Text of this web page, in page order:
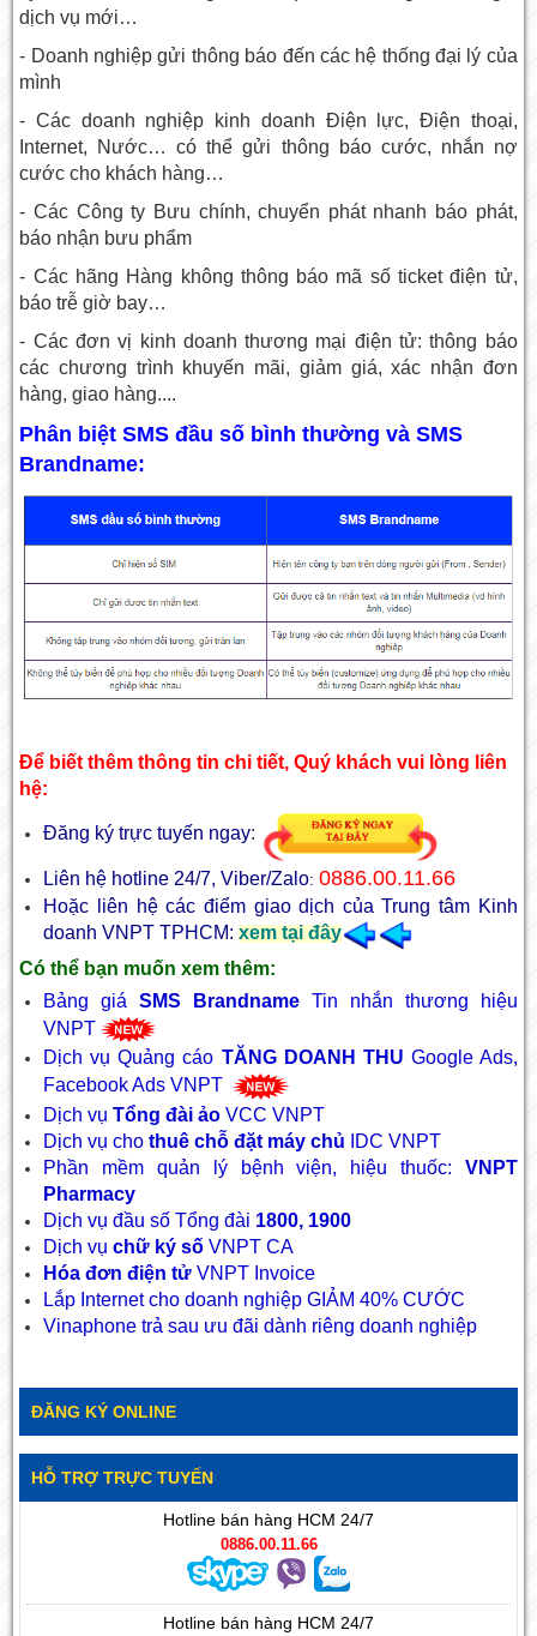
dịch vụ mới…
- Doanh nghiệp gửi thông báo đến các hệ thống đại lý của
mình
- Các doanh nghiệp kinh doanh Ðiện lực, Ðiện thoại,
Internet, Nước… có thể gửi thông báo cước, nhắn nợ
cước cho khách hàng…
- Các Công ty Bưu chính, chuyển phát nhanh báo phát,
báo nhận bưu phẩm
- Các hãng Hàng không thông báo mã số ticket điện tử,
báo trễ giờ bay…
- Các đơn vị kinh doanh thương mại điện tử: thông báo
các chương trình khuyến mãi, giảm giá, xác nhận đơn
hàng, giao hàng....
Phân biệt SMS đầu số bình thường và SMS
Brandname:
Để biết thêm thông tin chi tiết, Quý khách vui lòng liên
hệ:
Đăng ký trực tuyến ngay:
Liên hệ hotline 24/7, Viber/Zalo:0886.00.11.66
Hoặc liên hệ các điểm giao dịch của Trung tâm Kinh
doanh VNPT TPHCM: xem tại đây
Có thể bạn muốn xem thêm:
Bảng giáSMS Brandname Tin nhắn thương hiệu
VNPT
Dịch vụ Quảng cáo TĂNG DOANH THU Google Ads,
Facebook Ads VNPT
Dịch vụTổng đài ảo VCC VNPT
Dịch vụ chothuê chỗ đặt máy chủ IDC VNPT
Phần mềm quản lý bệnh viện, hiệu thuốc: VNPT
Pharmacy
Dịch vụ đầu số Tổng đài 1800, 1900
Dịch vụ chữ ký số VNPT CA
Hóa đơn điện tử VNPT Invoice
Lắp Internet cho doanh nghiệp GIẢM 40% CƯỚC
Vinaphone trả sau ưu đãi dành riêng doanh nghiệp
ĐĂNG KÝ ONLINE
HỖ TRỢ TRỰC TUYẾN
Hotline bán hàng HCM 24/7
0886.00.11.66
Hotline bán hàng HCM 24/7